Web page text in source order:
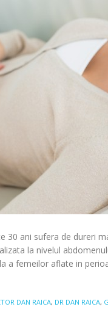
30 ani sufera de dureri
la nivelul
a femeilor aflate in
DAN RAICA, DR DAN RAICA,